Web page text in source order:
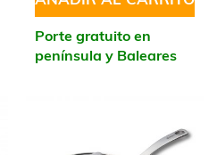
Porte gratuito en
península y Baleares